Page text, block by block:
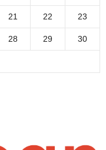
21 22 23
28 29 30